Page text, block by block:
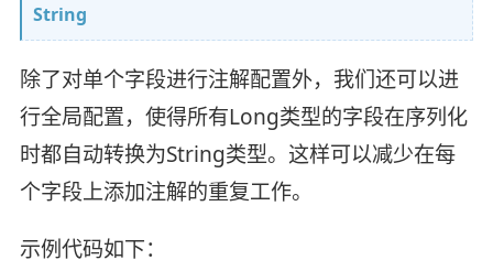
String
除了对单个字段进行注解配置外，我们还可以进
行全局配置，使得所有Long类型的字段在序列化
时都自动转换为String类型。这样可以减少在每
个字段上添加注解的重复工作。
示例代码如下：